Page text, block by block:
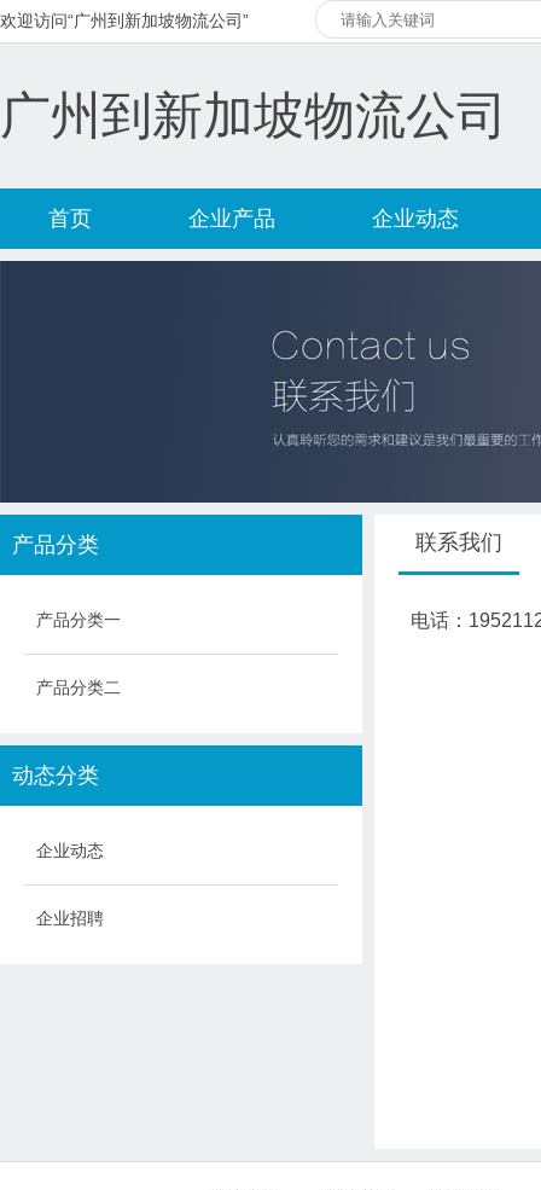
欢迎访问“广州到新加坡物流公司”
广州到新加坡物流公司
首页 企业产品 企业动态
产品分类
产品分类一
产品分类二
动态分类
企业动态
企业招聘
联系我们
电话：